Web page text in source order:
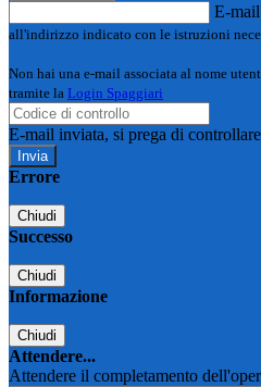
E-mail
all'indirizzo indicato con le istruzioni
Non hai una e-mail associata al nome
tramite la Login Spaggiari
E-mail inviata, si prega di
Errore
Chiudi
Successo
Chiudi
Informazione
Chiudi
Attendere...
Attendere il completamento